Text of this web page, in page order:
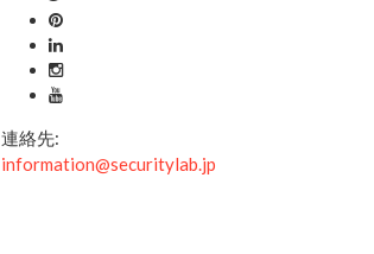
連絡先:
information@securitylab.jp